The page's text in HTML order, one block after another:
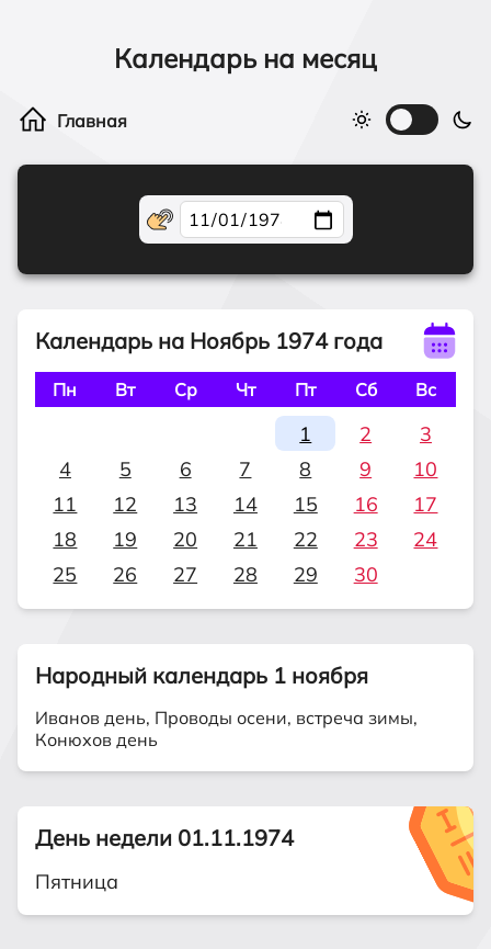
Календарь на месяц
Календарь на Ноябрь 1974 года
Пн Вт Ср Чт Пт Сб Вс
1 2
3
4
5 6 7 8 9
10
11
12 13 14 15 16
17
18
19 20 21 22 23
24
25
26 27 28 29 30
Народный календарь 1 ноября
Иванов день, Проводы осени, встреча зимы,
Конюхов день
День недели 01.11.1974
Пятница